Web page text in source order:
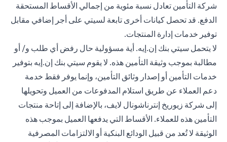
شركة التأمين تعادل نسبة مئوية من إجمالي الأقساط المستحقة
الدفع. قد تحصل كيانات أخرى تابعة لسيتي على أجر إضافي مقابل
توفير خدمات إدارة المنتجات.
لا يتحمل سيتي بنك إن.إيه. أية مسؤولية حال رفض أي طلب و/ أو
مطالبة بموجب وثيقة التأمين هذه. لا يقوم سيتي بنك إن.إيه بتوفير
خدمات التأمين أو إصدار وثائق التأمين، وإنما يوفر فقط خدمة
دعم العملاء عن طريق استلام المدفوعات من العميل وتحويلها
إلى شركة زيوريخ إنترناشونال لايف، بالإضافة إلى إتاحة منتجات
التأمين هذه للعملاء. الأقساط التي يدفعها العميل بموجب هذه
الوثيقة لا تُعد من قبيل الودائع البنكية أو الالتزامات المصرفية